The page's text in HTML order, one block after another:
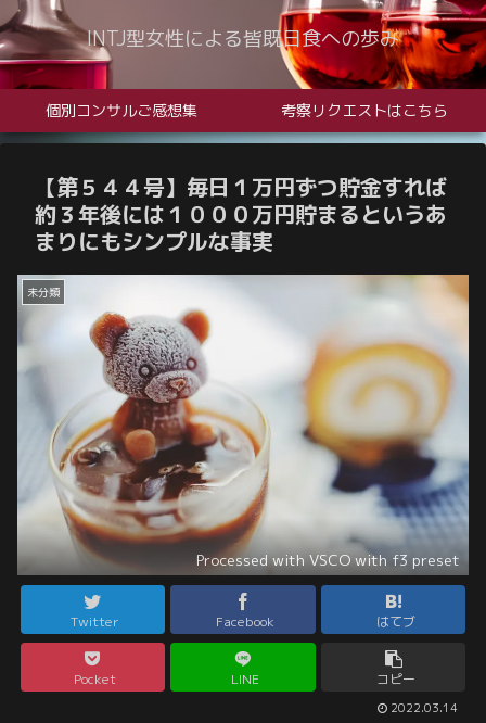
INTJ型女性による皆既日食への歩み
個別コンサルご感想集 考察リクエストはこちら
【第５４４号】毎日１万円ずつ貯金すれば
約３年後には１０００万円貯まるというあ
まりにもシンプルな事実
未分類
Processed with VSCO with f3 preset
Twitter Facebook はてブ
Pocket LINE コピー
2022.03.14